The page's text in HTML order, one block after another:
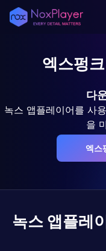
엑스펑크
다
녹스 앱플레이어를 사
을
엑스
녹스 앱플레